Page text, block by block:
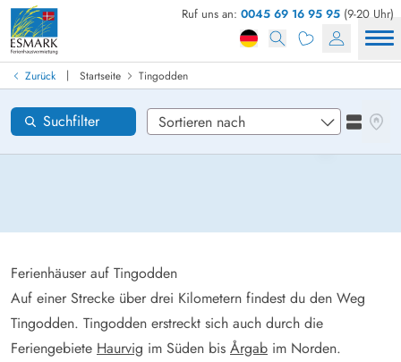
Ruf uns an: 0045 69 16 95 95 (9-20 Uhr)
Zurück | Startseite Tingodden
Tingodden
Ferienhäuser auf Tingodden
Auf einer Strecke über drei Kilometern findest du den Weg
Tingodden. Tingodden erstreckt sich auch durch die
Feriengebiete Haurvig im Süden bis Årgab im Norden.
Suchfilter
Ferienhaus in Dänemark finden
Anreise
Gebiete